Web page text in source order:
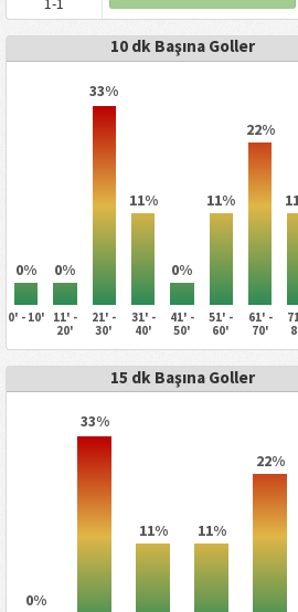
10 dk Başına Goller
0% 0%
33%
11%
0%
11%
22%
0' - 10'
11' -
20'
21' -
30'
31' -
40'
41' -
50'
51' -
60'
61' -
70'
15 dk Başına Goller
0%
33%
11% 11%
22%